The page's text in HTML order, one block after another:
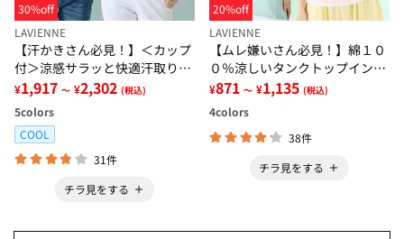
30%off
LAVIENNE
【汗かきさん必見！】＜カップ
付＞涼感サラッと快適汗取りタ
ンクトップインナー＜さらりラ
ボ＞
¥1,917 ～ ¥2,302 (税込)
5colors
COOL
31件
チラ見をする
20%off
LAVIENNE
【ムレ嫌いさん必見！】綿１０
０％涼しいタンクトップインナ
ー＜さらりラボ＞
¥871 ～ ¥1,135 (税込)
4colors
38件
チラ見をする